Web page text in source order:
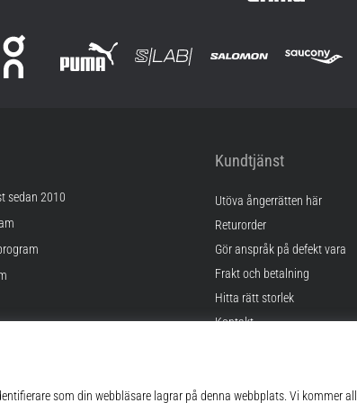
sedan 2010
Kundtjänst
Utöva ångerrätten här
Returorder
Gör anspråk på defekt vara
Frakt och betalning
Hitta rätt storlek
Kontakt